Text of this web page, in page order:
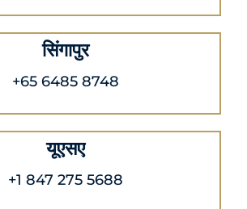
सिंगापुर
+65 6485 8748
यूएसए
+1 847 275 5688